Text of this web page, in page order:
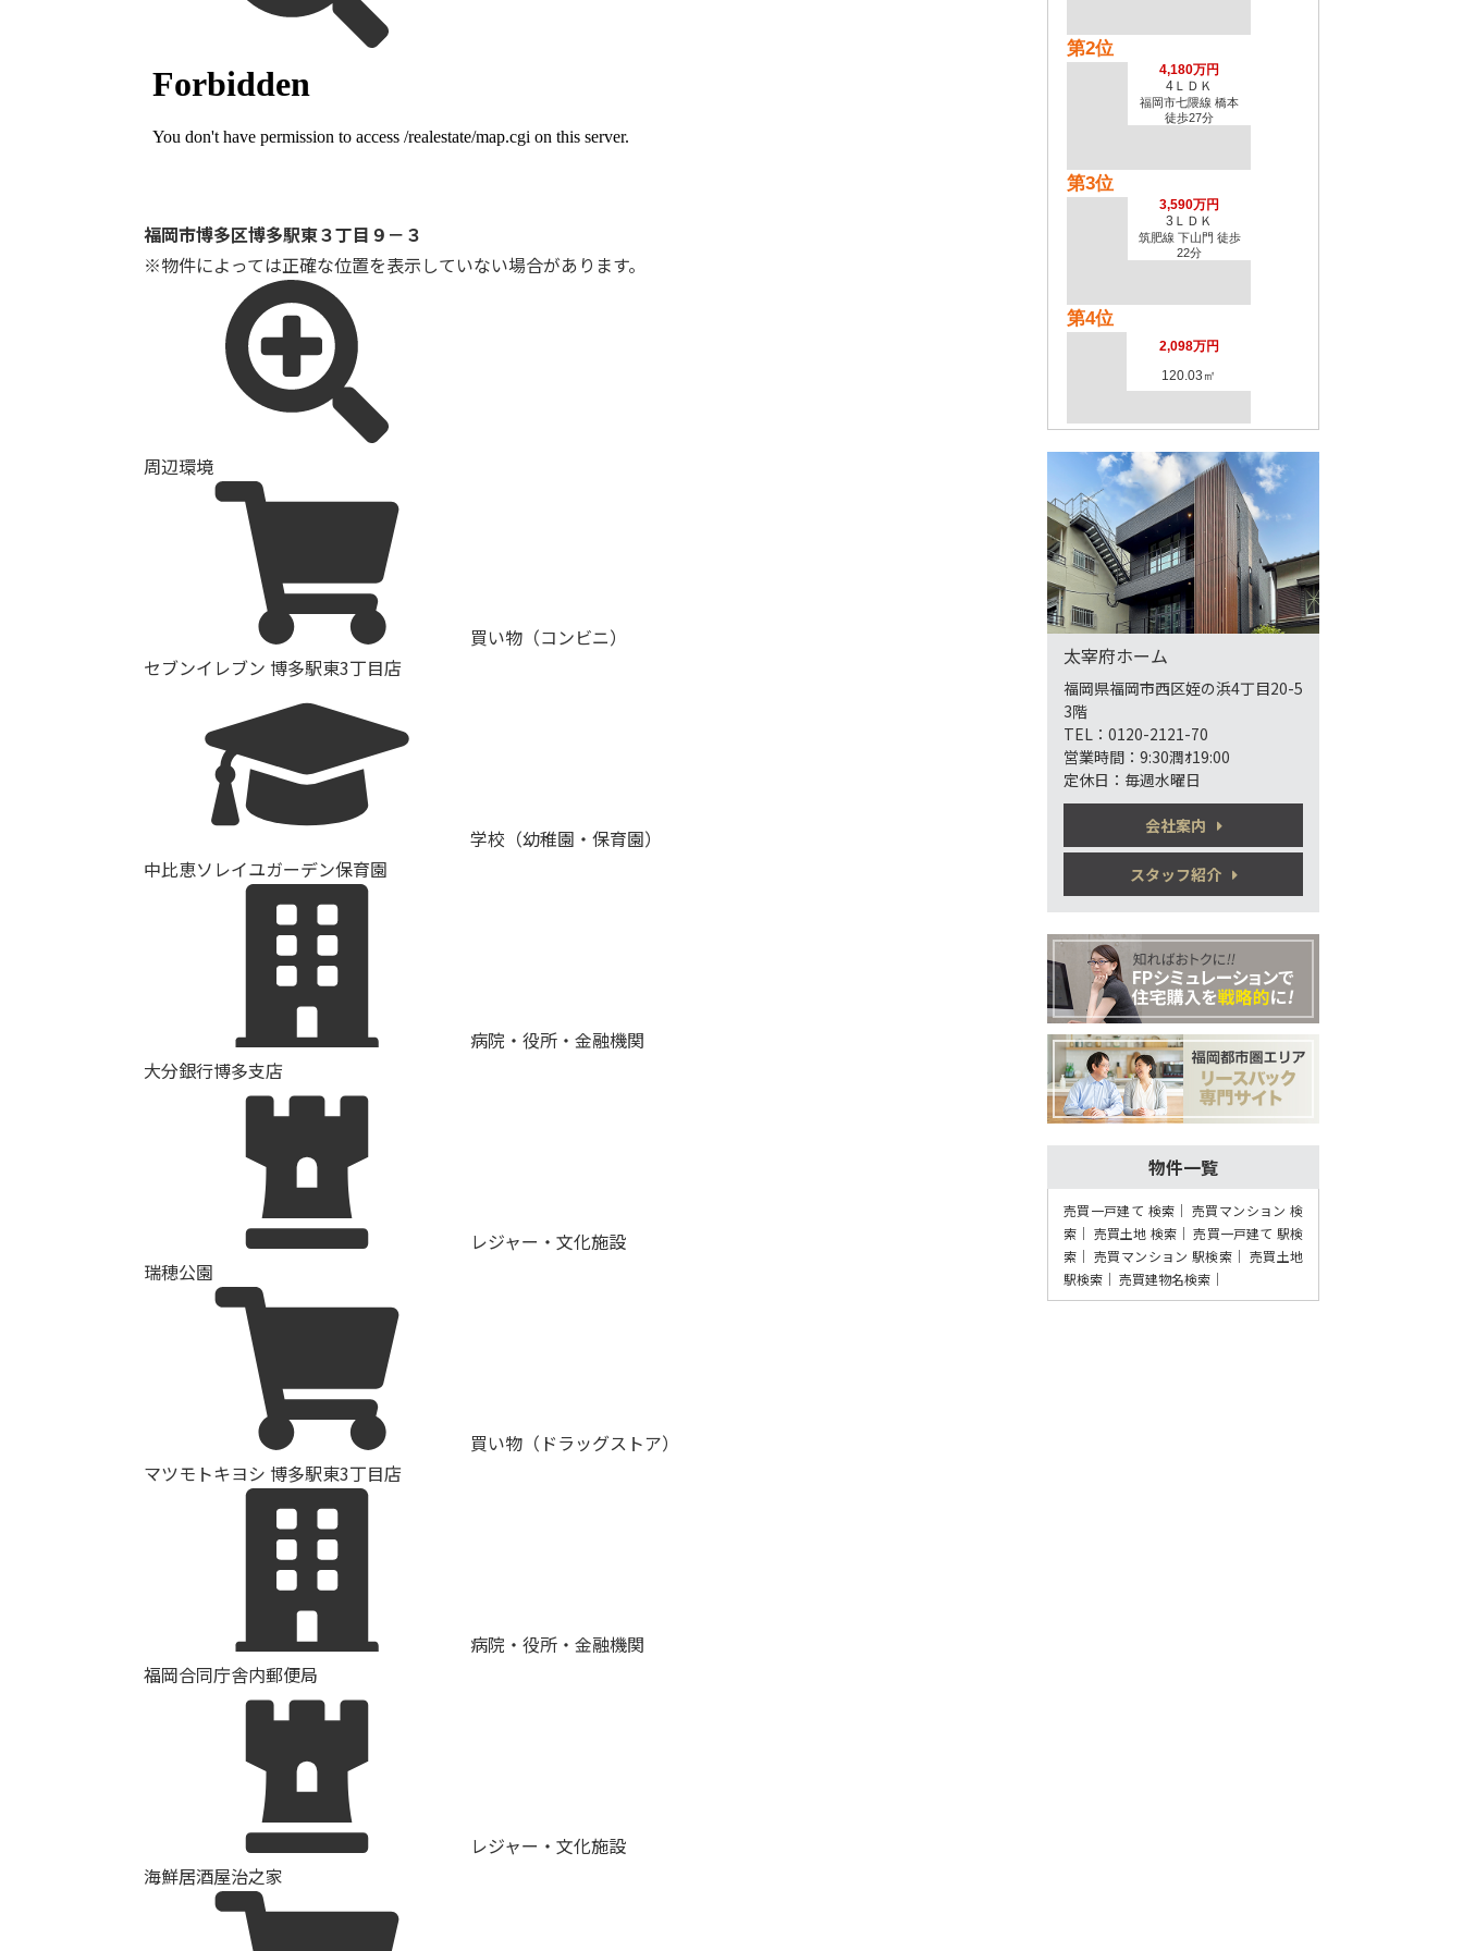
福岡市博多区博多駅東３丁目９－３
※物件によっては正確な位置を表示していない場合があります。
周辺環境
買い物（コンビニ）
セブンイレブン 博多駅東3丁目店
学校（幼稚園・保育園）
中比恵ソレイユガーデン保育園
病院・役所・金融機関
大分銀行博多支店
レジャー・文化施設
瑞穂公園
買い物（ドラッグストア）
マツモトキヨシ 博多駅東3丁目店
病院・役所・金融機関
福岡合同庁舎内郵便局
レジャー・文化施設
海鮮居酒屋治之家
太宰府ホーム
福岡県福岡市西区姪の浜4丁目20-5
3階
TEL：0120-2121-70
営業時間：9:30潤ｵ19:00
定休日：毎週水曜日
会社案内
スタッフ紹介
物件一覧
売買一戸建て 検索
売買マンション 検
索
売買土地 検索
売買一戸建て 駅検
索
売買マンション 駅検索
売買土地
駅検索
売買建物名検索